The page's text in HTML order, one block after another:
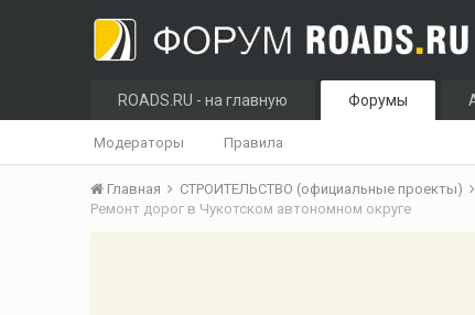
ROADS.RU - на главную Форумы
Модераторы Правила
Главная СТРОИТЕЛЬСТВО (официальные проекты)
Ремонт дорог в Чукотском автономном округе